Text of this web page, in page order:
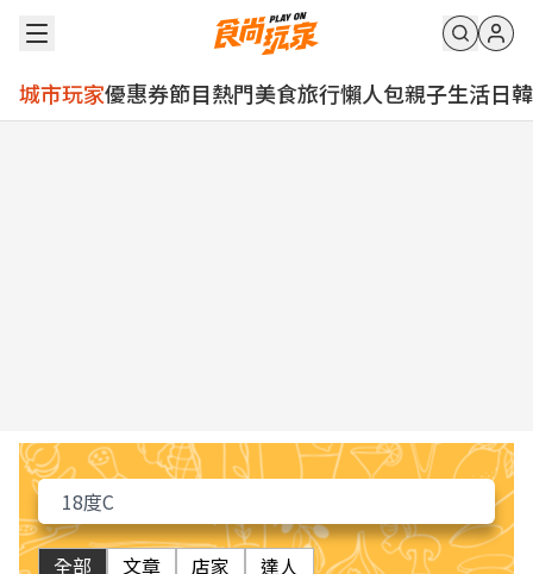
城市玩家優惠券節目熱門美食旅行懶人包親子生活日韓
全部 文章 店家 達人